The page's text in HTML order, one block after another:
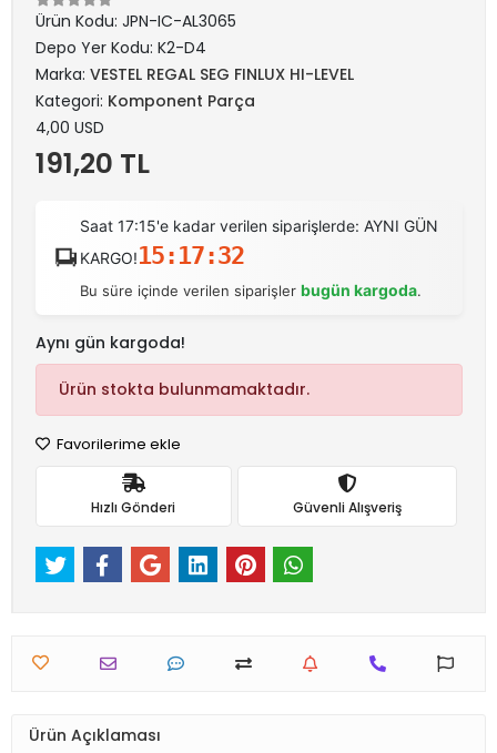
Ürün Kodu: JPN-IC-AL3065
Depo Yer Kodu: K2-D4
Marka: VESTEL REGAL SEG FINLUX HI-LEVEL
Kategori: Komponent Parça
4,00 USD
191,20 TL
Saat 17:15'e kadar verilen siparişlerde: AYNI GÜN
KARGO!15:17:32
Bu süre içinde verilen siparişlerbugün kargoda.
Aynı gün kargoda!
Ürün stokta bulunmamaktadır.
Favorilerime ekle
Hızlı Gönderi Güvenli Alışveriş
Ürün Açıklaması